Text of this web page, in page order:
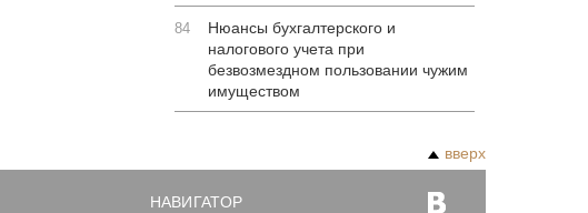
84
Нюансы бухгалтерского и
налогового учета при
безвозмездном пользовании чужим
имуществом
вверх
НАВИГАТОР